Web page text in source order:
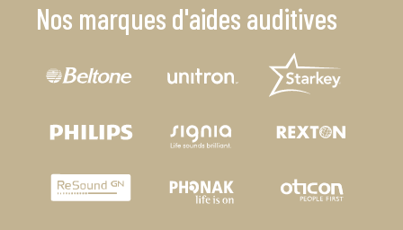
Nos marques d'aides auditives